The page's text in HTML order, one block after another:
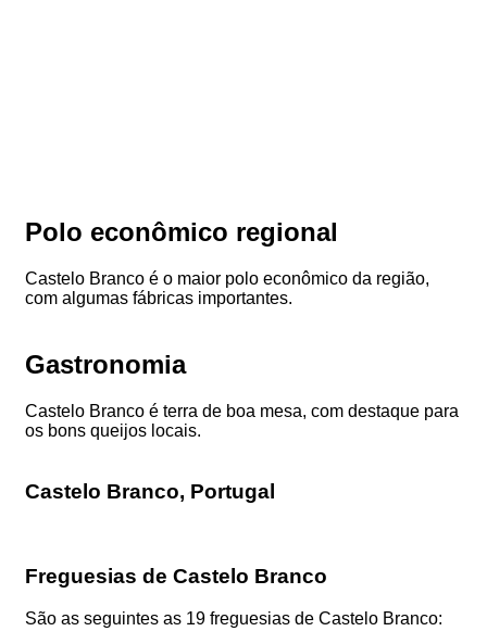
Polo econômico regional
Castelo Branco é o maior polo econômico da região,
com algumas fábricas importantes.
Gastronomia
Castelo Branco é terra de boa mesa, com destaque para
os bons queijos locais.
Castelo Branco, Portugal
Freguesias de Castelo Branco
São as seguintes as 19 freguesias de Castelo Branco: